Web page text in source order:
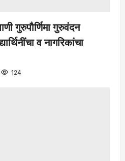
गुरुपौर्णिमा गुरुवंदन
व नागरिकांचा
124